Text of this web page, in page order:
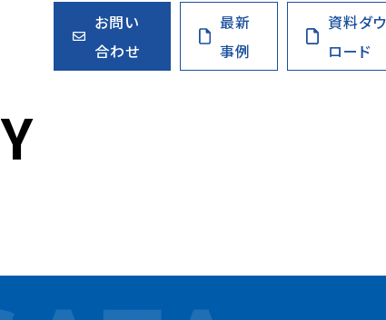
お問い
合わせ
最新
事例
資料ダ
ロード
Y